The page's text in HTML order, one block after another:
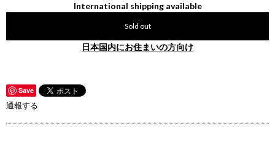
International shipping available
Sold out
日本国内にお住まいの方向け
Save
通報する